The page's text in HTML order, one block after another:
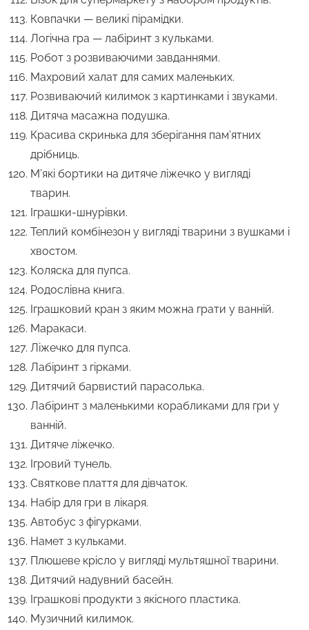
Ковпачки — великі пірамідки.
Логічна гра — лабіринт з кульками.
Робот з розвиваючими завданнями.
Махровий халат для самих маленьких.
Розвиваючий килимок з картинками і звуками.
Дитяча масажна подушка.
Красива скринька для зберігання пам’ятних
дрібниць.
М’які бортики на дитяче ліжечко у вигляді
тварин.
Іграшки-шнурівки.
Теплий комбінезон у вигляді тварини з вушками і
хвостом.
Коляска для пупса.
Родослівна книга.
Іграшковий кран з яким можна грати у ванній.
Маракаси.
Ліжечко для пупса.
Лабіринт з гірками.
Дитячий барвистий парасолька.
Лабіринт з маленькими корабликами для гри у
ванній.
Дитяче ліжечко.
Ігровий тунель.
Святкове плаття для дівчаток.
Набір для гри в лікаря.
Автобус з фігурками.
Намет з кульками.
Плюшеве крісло у вигляді мультяшної тварини.
Дитячий надувний басейн.
Іграшкові продукти з якісного пластика.
Музичний килимок.